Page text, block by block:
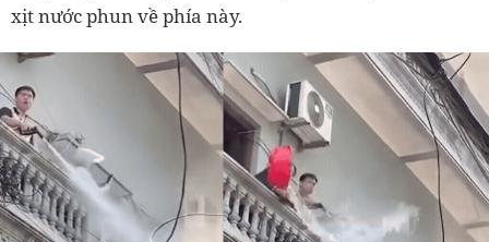
xịt nước phun về phía này.